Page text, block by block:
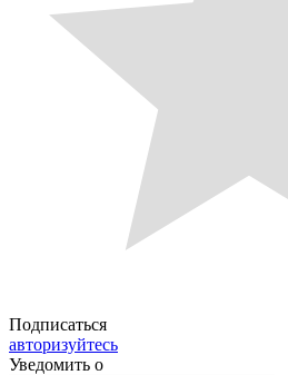
Подписаться
авторизуйтесь
Уведомить о